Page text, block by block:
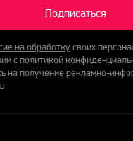
Подписаться
на обработкусвоих
сполитикой
на получение рекламно-